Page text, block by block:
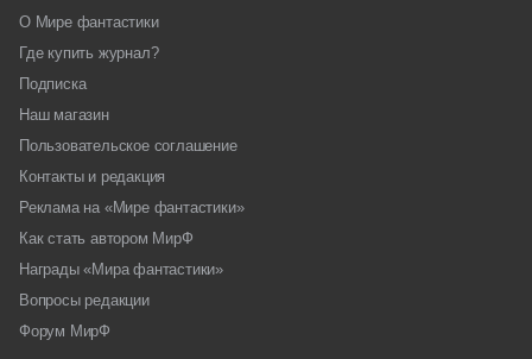
О Мире фантастики
Где купить журнал?
Подписка
Наш магазин
Пользовательское соглашение
Контакты и редакция
Реклама на «Мире фантастики»
Как стать автором МирФ
Награды «Мира фантастики»
Вопросы редакции
Форум МирФ